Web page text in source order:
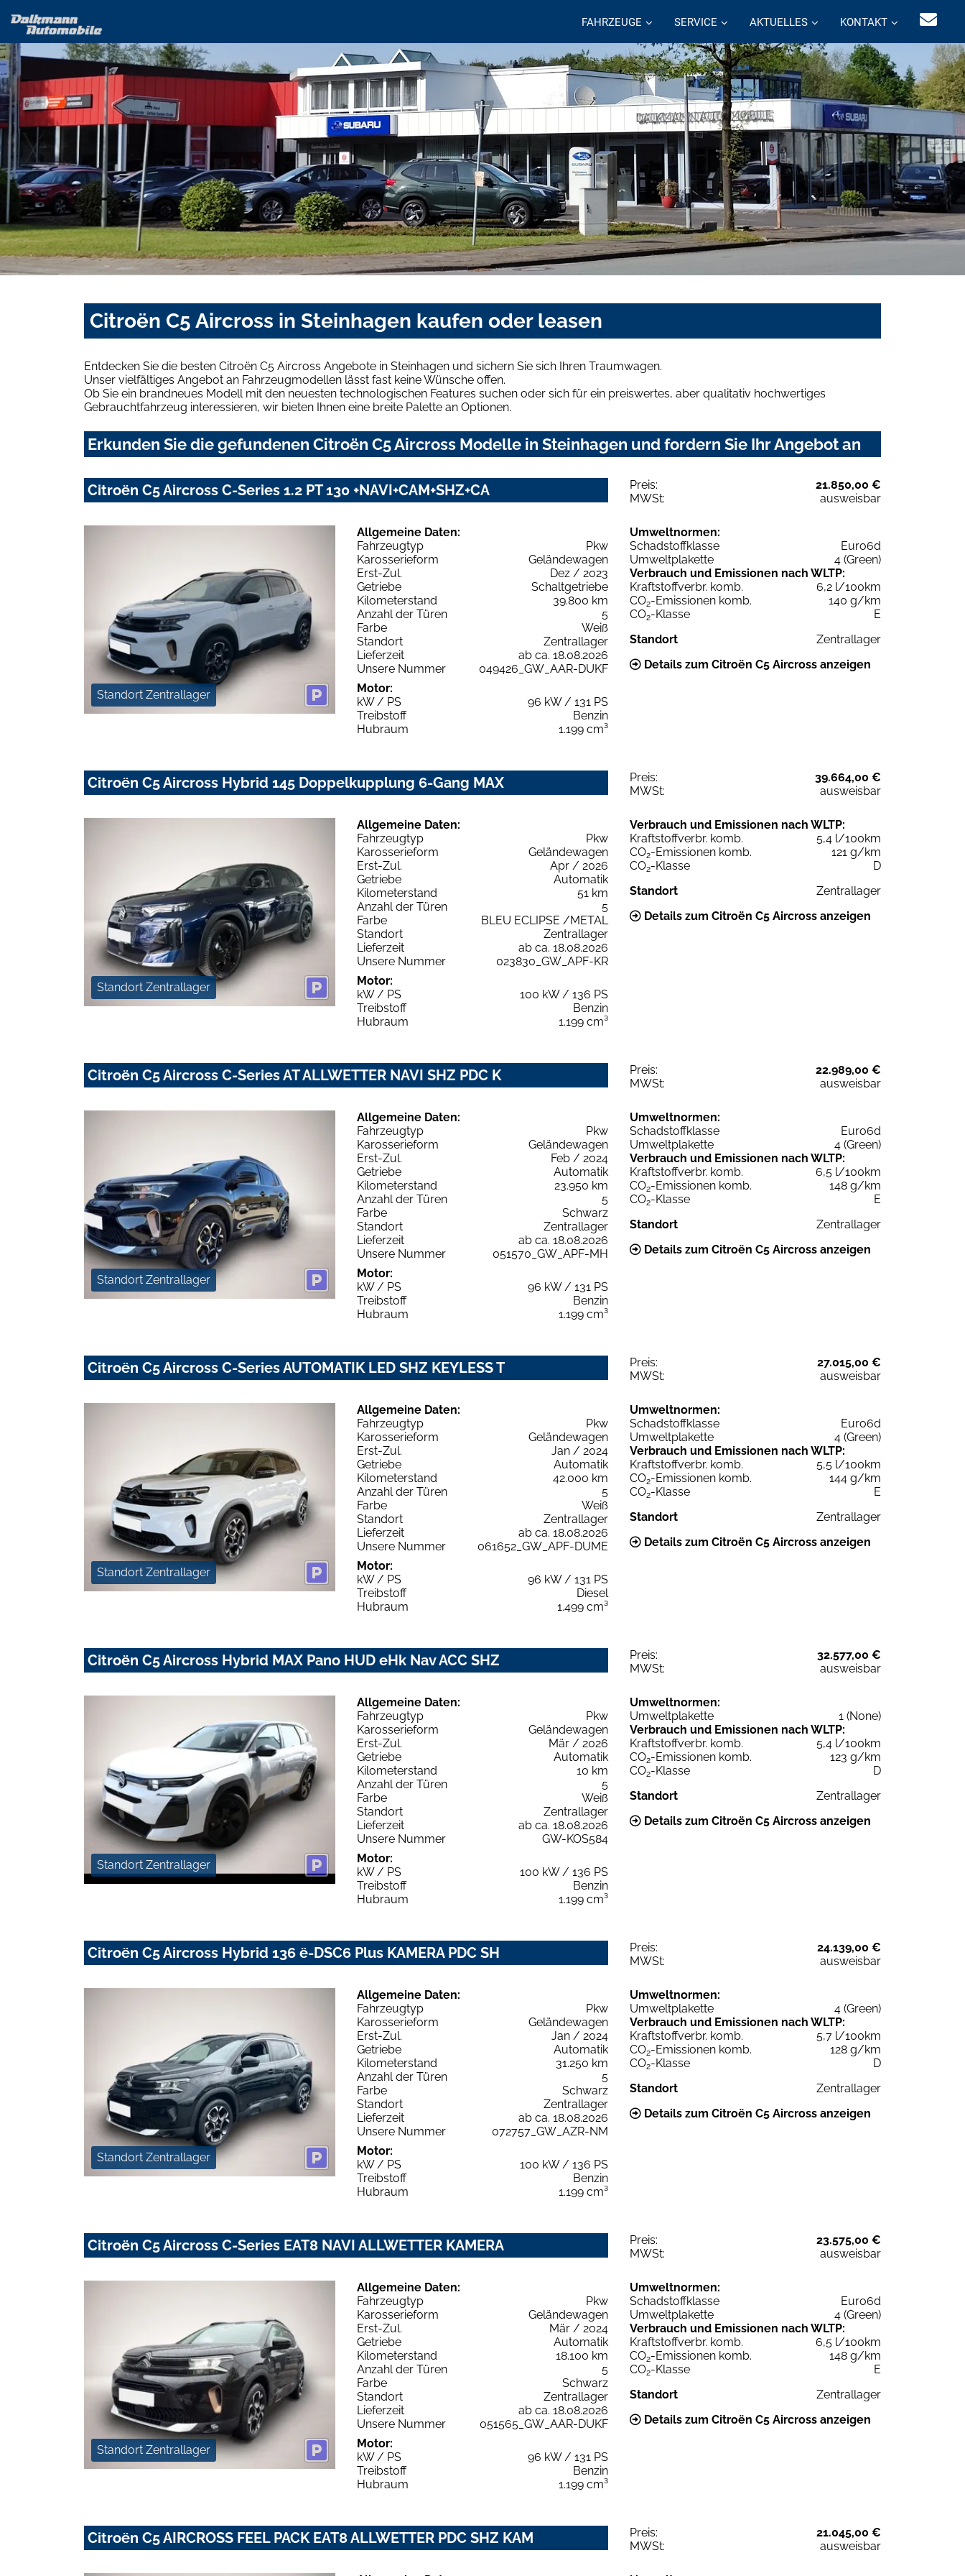
FAHRZEUGE SERVICE AKTUELLES KONTAKT
Citroën C5 Aircross in Steinhagen kaufen oder leasen
Entdecken Sie die besten Citroën C5 Aircross Angebote in Steinhagen und sichern Sie sich Ihren Traumwagen.
Unser vielfältiges Angebot an Fahrzeugmodellen lässt fast keine Wünsche offen.
Ob Sie ein brandneues Modell mit den neuesten technologischen Features suchen oder sich für ein preiswertes, aber qualitativ hochwertiges
Gebrauchtfahrzeug interessieren, wir bieten Ihnen eine breite Palette an Optionen.
Erkunden Sie die gefundenen Citroën C5 Aircross Modelle in Steinhagen und fordern Sie Ihr Angebot an
Citroën C5 Aircross C-Series 1.2 PT 130 +NAVI+CAM+SHZ+CA Preis:
21.850,00 €
MWSt:
ausweisbar
Standort Zentrallager
Allgemeine Daten:
Fahrzeugtyp
Pkw
Karosserieform
Geländewagen
Erst-Zul.
Dez / 2023
Getriebe
Schaltgetriebe
Kilometerstand
39.800 km
Anzahl der Türen
5
Farbe
Weiß
Standort
Zentrallager
Lieferzeit
ab ca. 18.08.2026
Unsere Nummer
049426_GW_AAR-DUKF
Motor:
kW / PS
96 kW / 131 PS
Treibstoff
Benzin
Hubraum
1.199 cm³
Umweltnormen:
Schadstoffklasse
Euro6d
Umweltplakette
4 (Green)
Verbrauch und Emissionen nach WLTP:
Kraftstoffverbr. komb.
6,2 l/100km
CO2-Emissionen komb.
140 g/km
CO2-Klasse
E
Standort
Zentrallager
Details zum Citroën C5 Aircross anzeigen
Citroën C5 Aircross Hybrid 145 Doppelkupplung 6-Gang MAX Preis:
39.664,00 €
MWSt:
ausweisbar
Standort Zentrallager
Allgemeine Daten:
Fahrzeugtyp
Pkw
Karosserieform
Geländewagen
Erst-Zul.
Apr / 2026
Getriebe
Automatik
Kilometerstand
51 km
Anzahl der Türen
5
Farbe
BLEU ECLIPSE /METAL
Standort
Zentrallager
Lieferzeit
ab ca. 18.08.2026
Unsere Nummer
023830_GW_APF-KR
Motor:
kW / PS
100 kW / 136 PS
Treibstoff
Benzin
Hubraum
1.199 cm³
Verbrauch und Emissionen nach WLTP:
Kraftstoffverbr. komb.
5,4 l/100km
CO2-Emissionen komb.
121 g/km
CO2-Klasse
D
Standort
Zentrallager
Details zum Citroën C5 Aircross anzeigen
Citroën C5 Aircross C-Series AT ALLWETTER NAVI SHZ PDC K Preis:
22.989,00 €
MWSt:
ausweisbar
Standort Zentrallager
Allgemeine Daten:
Fahrzeugtyp
Pkw
Karosserieform
Geländewagen
Erst-Zul.
Feb / 2024
Getriebe
Automatik
Kilometerstand
23.950 km
Anzahl der Türen
5
Farbe
Schwarz
Standort
Zentrallager
Lieferzeit
ab ca. 18.08.2026
Unsere Nummer
051570_GW_APF-MH
Motor:
kW / PS
96 kW / 131 PS
Treibstoff
Benzin
Hubraum
1.199 cm³
Umweltnormen:
Schadstoffklasse
Euro6d
Umweltplakette
4 (Green)
Verbrauch und Emissionen nach WLTP:
Kraftstoffverbr. komb.
6,5 l/100km
CO2-Emissionen komb.
148 g/km
CO2-Klasse
E
Standort
Zentrallager
Details zum Citroën C5 Aircross anzeigen
Citroën C5 Aircross C-Series AUTOMATIK LED SHZ KEYLESS T Preis:
27.015,00 €
MWSt:
ausweisbar
Standort Zentrallager
Allgemeine Daten:
Fahrzeugtyp
Pkw
Karosserieform
Geländewagen
Erst-Zul.
Jan / 2024
Getriebe
Automatik
Kilometerstand
42.000 km
Anzahl der Türen
5
Farbe
Weiß
Standort
Zentrallager
Lieferzeit
ab ca. 18.08.2026
Unsere Nummer
061652_GW_APF-DUME
Motor:
kW / PS
96 kW / 131 PS
Treibstoff
Diesel
Hubraum
1.499 cm³
Umweltnormen:
Schadstoffklasse
Euro6d
Umweltplakette
4 (Green)
Verbrauch und Emissionen nach WLTP:
Kraftstoffverbr. komb.
5,5 l/100km
CO2-Emissionen komb.
144 g/km
CO2-Klasse
E
Standort
Zentrallager
Details zum Citroën C5 Aircross anzeigen
Citroën C5 Aircross Hybrid MAX Pano HUD eHk Nav ACC SHZ Preis:
32.577,00 €
MWSt:
ausweisbar
Standort Zentrallager
Allgemeine Daten:
Fahrzeugtyp
Pkw
Karosserieform
Geländewagen
Erst-Zul.
Mär / 2026
Getriebe
Automatik
Kilometerstand
10 km
Anzahl der Türen
5
Farbe
Weiß
Standort
Zentrallager
Lieferzeit
ab ca. 18.08.2026
Unsere Nummer
GW-KOS584
Motor:
kW / PS
100 kW / 136 PS
Treibstoff
Benzin
Hubraum
1.199 cm³
Umweltnormen:
Umweltplakette
1 (None)
Verbrauch und Emissionen nach WLTP:
Kraftstoffverbr. komb.
5,4 l/100km
CO2-Emissionen komb.
123 g/km
CO2-Klasse
D
Standort
Zentrallager
Details zum Citroën C5 Aircross anzeigen
Citroën C5 Aircross Hybrid 136 ë-DSC6 Plus KAMERA PDC SH Preis:
24.139,00 €
MWSt:
ausweisbar
Standort Zentrallager
Allgemeine Daten:
Fahrzeugtyp
Pkw
Karosserieform
Geländewagen
Erst-Zul.
Jan / 2024
Getriebe
Automatik
Kilometerstand
31.250 km
Anzahl der Türen
5
Farbe
Schwarz
Standort
Zentrallager
Lieferzeit
ab ca. 18.08.2026
Unsere Nummer
072757_GW_AZR-NM
Motor:
kW / PS
100 kW / 136 PS
Treibstoff
Benzin
Hubraum
1.199 cm³
Umweltnormen:
Umweltplakette
4 (Green)
Verbrauch und Emissionen nach WLTP:
Kraftstoffverbr. komb.
5,7 l/100km
CO2-Emissionen komb.
128 g/km
CO2-Klasse
D
Standort
Zentrallager
Details zum Citroën C5 Aircross anzeigen
Citroën C5 Aircross C-Series EAT8 NAVI ALLWETTER KAMERA Preis:
23.575,00 €
MWSt:
ausweisbar
Standort Zentrallager
Allgemeine Daten:
Fahrzeugtyp
Pkw
Karosserieform
Geländewagen
Erst-Zul.
Mär / 2024
Getriebe
Automatik
Kilometerstand
18.100 km
Anzahl der Türen
5
Farbe
Schwarz
Standort
Zentrallager
Lieferzeit
ab ca. 18.08.2026
Unsere Nummer
051565_GW_AAR-DUKF
Motor:
kW / PS
96 kW / 131 PS
Treibstoff
Benzin
Hubraum
1.199 cm³
Umweltnormen:
Schadstoffklasse
Euro6d
Umweltplakette
4 (Green)
Verbrauch und Emissionen nach WLTP:
Kraftstoffverbr. komb.
6,5 l/100km
CO2-Emissionen komb.
148 g/km
CO2-Klasse
E
Standort
Zentrallager
Details zum Citroën C5 Aircross anzeigen
Citroën C5 AIRCROSS FEEL PACK EAT8 ALLWETTER PDC SHZ KAM Preis:
21.045,00 €
MWSt:
ausweisbar